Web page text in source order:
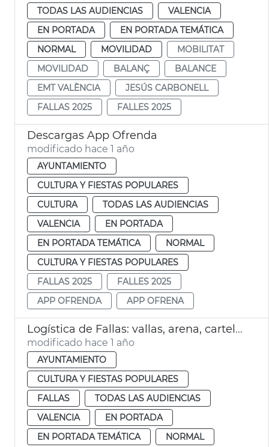
TODAS LAS AUDIENCIAS
VALENCIA
EN PORTADA
EN PORTADA TEMÁTICA
NORMAL
MOVILIDAD
MOBILITAT
MOVILIDAD
BALANÇ
BALANCE
EMT VALÈNCIA
JESÚS CARBONELL
FALLAS 2025
FALLES 2025
Descargas App Ofrenda
modificado hace 1 año
AYUNTAMIENTO
CULTURA Y FIESTAS POPULARES
CULTURA
TODAS LAS AUDIENCIAS
VALENCIA
EN PORTADA
EN PORTADA TEMÁTICA
NORMAL
CULTURA Y FIESTAS POPULARES
FALLAS 2025
FALLES 2025
APP OFRENDA
APP OFRENA
Logística de Fallas: vallas, arena, carteles
modificado hace 1 año
AYUNTAMIENTO
CULTURA Y FIESTAS POPULARES
FALLAS
TODAS LAS AUDIENCIAS
VALENCIA
EN PORTADA
EN PORTADA TEMÁTICA
NORMAL